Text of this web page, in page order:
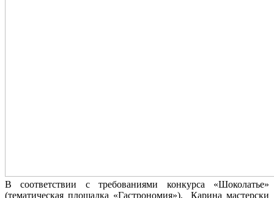
В соответствии с требованиями конкурса «Шоколатье»
(тематическая площадка «Гастрономия»), Карина мастерски